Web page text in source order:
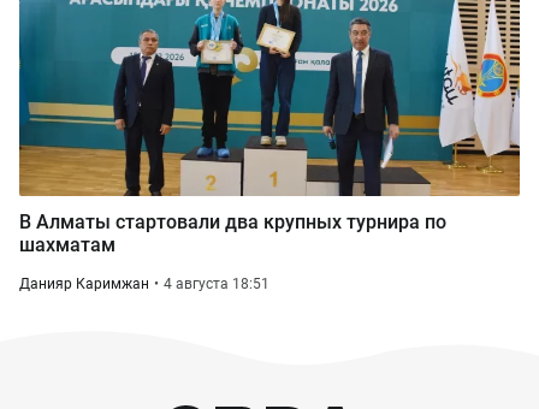
В Алматы стартовали два крупных турнира по
шахматам
Данияр Каримжан 4 августа 18:51